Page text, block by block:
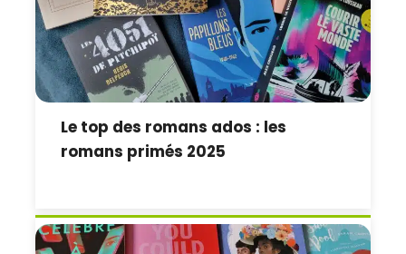
Le top des romans ados : les
romans primés 2025